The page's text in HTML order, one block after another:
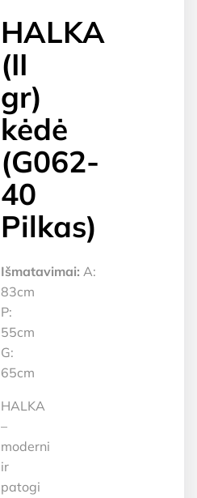
HALKA
(II
gr)
kėdė
(G062-
40
Pilkas)
Išmatavimai: A:
83cm
P:
55cm
G:
65cm
HALKA
–
moderni
ir
patogi